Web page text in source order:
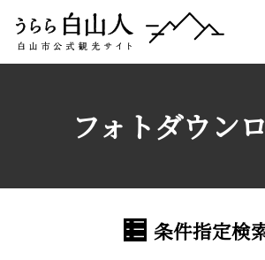
フォトダウン
条件指定検